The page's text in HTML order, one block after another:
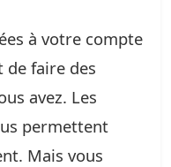
à votre compte
de faire des
avez. Les
permettent
Mais vous